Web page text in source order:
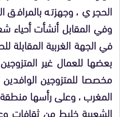
الحجري ، وجهزته بالمرافق
وفي المقابل أنشأت أحياء
في الجهة الغربية
بعضها للعمال غير
مخصصا للمتزوجين
المغرب ، وعلى رأسها
الشعبية خليط من ثقافات